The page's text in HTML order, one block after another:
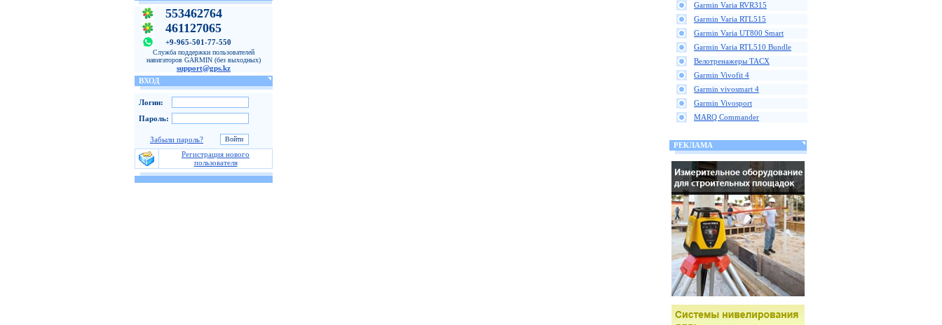
553462764
461127065
+9-965-501-77-550
Служба поддержки пользователей
навигаторов GARMIN (без выходных)
support@gps.kz
ВХОД
Логин:
Пароль:
Забыли пароль?
Регистрация нового
пользователя
Garmin Varia RVR315
Garmin Varia RTL515
Garmin Varia UT800 Smart
Garmin Varia RTL510 Bundle
Велотренажеры TACX
Garmin Vivofit 4
Garmin vivosmart 4
Garmin Vivosport
MARQ Commander
РЕКЛАМА